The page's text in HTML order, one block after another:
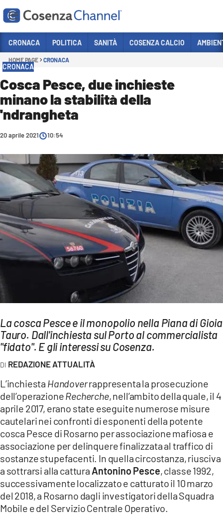
Sezioni
POLITICA
COSENZA CALCIO
ECONOMIA E LAVORO
SANITÀ
SPORT
CULTURA
AMBIENTE
Streaming
LAC ONAIR
LaC
Network
LACONAIR.IT
LACITYMAG.IT
ILREGGINO.IT
COSENZACHANNEL.IT
ILVIBONESE.IT
CATANZAROCHANNEL.IT
LACAPITALENEWS.IT
CRONACA POLITICA SANITÀ COSENZA CALCIO
HOME PAGE CRONACA
CRONACA
Cosca Pesce, due inchieste
minano la stabilità della
'ndrangheta
20 aprile 2021 10:54
La cosca Pesce e il monopolio nella Piana di Gioia
Tauro. Dall'inchiesta sul Porto al commercialista
"fidato". E gli interessi su Cosenza.
REDAZIONE ATTUALITÀ
L’inchiesta Handoverrappresenta la prosecuzione
dell’operazioneRecherche, nell’ambito della quale, il 4
aprile 2017, erano state eseguite numerose misure
cautelari nei confronti di esponenti della potente
cosca Pesce di Rosarno per associazione mafiosa e
associazione per delinquere finalizzata al traffico di
sostanze stupefacenti. In quella circostanza, riusciva
a sottrarsi alla cattura Antonino Pesce, classe 1992,
successivamente localizzato e catturato il 10 marzo
del 2018, a Rosarno dagli investigatori della Squadra
Mobile e del Servizio Centrale Operativo.